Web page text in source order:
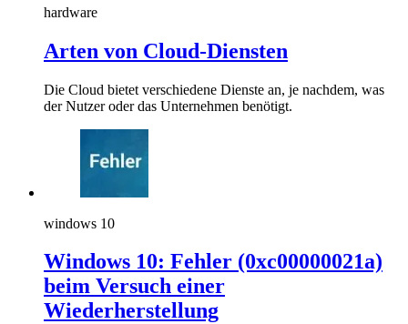
hardware
Arten von Cloud-Diensten
Die Cloud bietet verschiedene Dienste an, je nachdem, was
der Nutzer oder das Unternehmen benötigt.
windows 10
Windows 10: Fehler (0xc00000021a)
beim Versuch einer
Wiederherstellung